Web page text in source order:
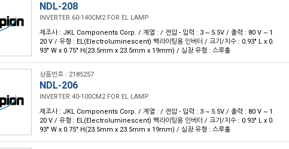
NDL-208
INVERTER 60-140CM2 FOR EL LAMP
제조사 : JKL Components Corp. / 계열 : / 전압 - 입력 : 3 ~ 5.5V / 출력 : 80 V ~ 1
20 V / 유형 : EL(Electroluminescent) 백라이팅용 인버터 / 크기/치수 : 0.93" L x 0.
93" W x 0.75" H(23.5mm x 23.5mm x 19mm) / 실장 유형 : 스루홀
상품번호 : 2185257
NDL-206
INVERTER 40-100CM2 FOR EL LAMP
제조사 : JKL Components Corp. / 계열 : / 전압 - 입력 : 3 ~ 5.5V / 출력 : 80 V ~ 1
20 V / 유형 : EL(Electroluminescent) 백라이팅용 인버터 / 크기/치수 : 0.93" L x 0.
93" W x 0.75" H(23.5mm x 23.5mm x 19mm) / 실장 유형 : 스루홀